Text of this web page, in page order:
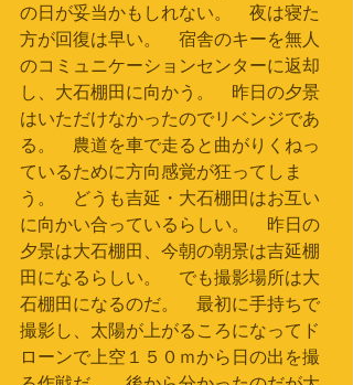
の日が妥当かもしれない。　夜は寝た
方が回復は早い。　宿舎のキーを無人
のコミュニケーションセンターに返却
し、大石棚田に向かう。　昨日の夕景
はいただけなかったのでリベンジであ
る。　農道を車で走ると曲がりくねっ
ているために方向感覚が狂ってしま
う。　どうも吉延・大石棚田はお互い
に向かい合っているらしい。　昨日の
夕景は大石棚田、今朝の朝景は吉延棚
田になるらしい。　でも撮影場所は大
石棚田になるのだ。　最初に手持ちで
撮影し、太陽が上がるころになってド
ローンで上空１５０ｍから日の出を撮